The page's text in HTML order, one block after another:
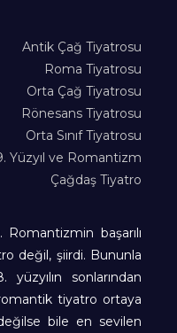
Antik Çağ Tiyatrosu
Roma Tiyatrosu
Orta Çağ Tiyatrosu
Rönesans Tiyatrosu
Orta Sınıf Tiyatrosu
Yüzyıl ve Romantizm
Çağdaş Tiyatro
Romantizmin başarılı
değil, şiirdi. Bununla
sonlarından
tiyatro ortaya
değilse bile en sevilen